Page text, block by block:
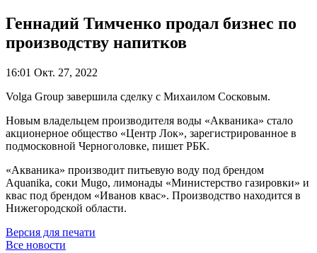
Геннадий Тимченко продал бизнес по
производству напитков
16:01 Окт. 27, 2022
Volga Group завершила сделку с Михаилом Сосковым.
Новым владельцем производителя воды «Акваника» стало
акционерное общество «Центр Лок», зарегистрированное в
подмосковной Черноголовке, пишет РБК.
«Акваника» производит питьевую воду под брендом
Aquanika, соки Mugo, лимонады «Министерство газировки» и
квас под брендом «Иванов квас». Производство находится в
Нижегородской области.
Версия для печати
Все новости